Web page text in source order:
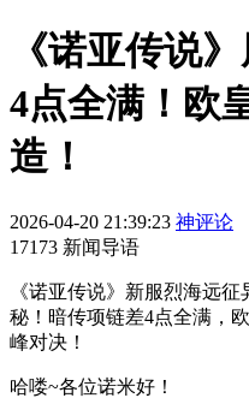
《诺亚传说
4点全满！欧
造！
2026-04-20 21:39:23 神评论
17173 新闻导语
《诺亚传说》新服烈海远
秘！暗传项链差4点全满，
峰对决！
哈喽~各位诺米好！